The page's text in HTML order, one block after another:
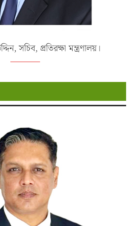
সচিব, প্রতিরক্ষা মন্ত্রণালয়।